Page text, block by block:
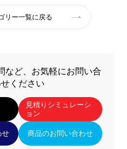
含む）
リー一覧に戻る
など、お気軽にお問い合
ください
見積りシミュレーシ
ョン
せ 商品のお問い合わせ